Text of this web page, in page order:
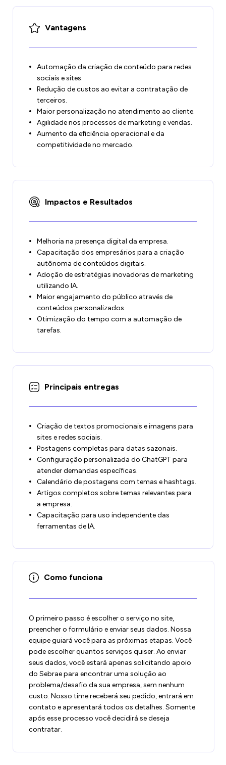
Vantagens
Automação da criação de conteúdo para redes
sociais e sites.
Redução de custos ao evitar a contratação de
terceiros.
Maior personalização no atendimento ao cliente.
Agilidade nos processos de marketing e vendas.
Aumento da eficiência operacional e da
competitividade no mercado.
Impactos e Resultados
Melhoria na presença digital da empresa.
Capacitação dos empresários para a criação
autônoma de conteúdos digitais.
Adoção de estratégias inovadoras de marketing
utilizando IA.
Maior engajamento do público através de
conteúdos personalizados.
Otimização do tempo com a automação de
tarefas.
Principais entregas
Criação de textos promocionais e imagens para
sites e redes sociais.
Postagens completas para datas sazonais.
Configuração personalizada do ChatGPT para
atender demandas específicas.
Calendário de postagens com temas e hashtags.
Artigos completos sobre temas relevantes para
a empresa.
Capacitação para uso independente das
ferramentas de IA.
Como funciona
O primeiro passo é escolher o serviço no site,
preencher o formulário e enviar seus dados. Nossa
equipe guiará você para as próximas etapas. Você
pode escolher quantos serviços quiser. Ao enviar
seus dados, você estará apenas solicitando apoio
do Sebrae para encontrar uma solução ao
problema/desafio da sua empresa, sem nenhum
custo. Nosso time receberá seu pedido, entrará em
contato e apresentará todos os detalhes. Somente
após esse processo você decidirá se deseja
contratar.